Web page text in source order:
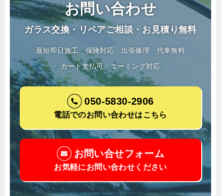
お問い合わせ
ガラス交換・リペアご相談・お見積り無料
最短即日施工 保険対応 出張修理
代車無料
カード支払可
エーミング対応
050-5830-2906
電話でのお問い合わせはこちら
お問い合せフォーム
お気軽にお問い合わせください